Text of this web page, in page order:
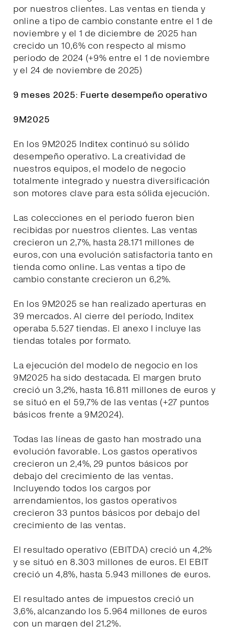
por nuestros clientes. Las ventas en tienda y
online a tipo de cambio constante entre el 1 de
noviembre y el 1 de diciembre de 2025 han
crecido un 10,6% con respecto al mismo
periodo de 2024 (+9% entre el 1 de noviembre
y el 24 de noviembre de 2025)
9 meses 2025: Fuerte desempeño operativo
9M2025
En los 9M2025 Inditex continuó su sólido
desempeño operativo. La creatividad de
nuestros equipos, el modelo de negocio
totalmente integrado y nuestra diversificación
son motores clave para esta sólida ejecución.
Las colecciones en el periodo fueron bien
recibidas por nuestros clientes. Las ventas
crecieron un 2,7%, hasta 28.171 millones de
euros, con una evolución satisfactoria tanto en
tienda como online. Las ventas a tipo de
cambio constante crecieron un 6,2%.
En los 9M2025 se han realizado aperturas en
39 mercados. Al cierre del período, Inditex
operaba 5.527 tiendas. El anexo I incluye las
tiendas totales por formato.
La ejecución del modelo de negocio en los
9M2025 ha sido destacada. El margen bruto
creció un 3,2%, hasta 16.811 millones de euros y
se situó en el 59,7% de las ventas (+27 puntos
básicos frente a 9M2024).
Todas las líneas de gasto han mostrado una
evolución favorable. Los gastos operativos
crecieron un 2,4%, 29 puntos básicos por
debajo del crecimiento de las ventas.
Incluyendo todos los cargos por
arrendamientos, los gastos operativos
crecieron 33 puntos básicos por debajo del
crecimiento de las ventas.
El resultado operativo (EBITDA) creció un 4,2%
y se situó en 8.303 millones de euros. El EBIT
creció un 4,8%, hasta 5.943 millones de euros.
El resultado antes de impuestos creció un
3,6%, alcanzando los 5.964 millones de euros
con un margen del 21,2%.